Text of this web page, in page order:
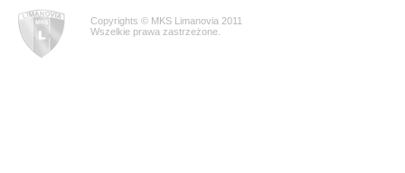
Copyrights © MKS Limanovia 2011
Wszelkie prawa zastrzeżone.